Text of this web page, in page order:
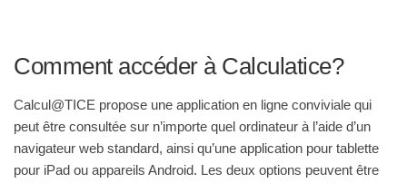
Comment accéder à Calculatice?
Calcul@TICE propose une application en ligne conviviale qui
peut être consultée sur n’importe quel ordinateur à l’aide d’un
navigateur web standard, ainsi qu’une application pour tablette
pour iPad ou appareils Android. Les deux options peuvent être